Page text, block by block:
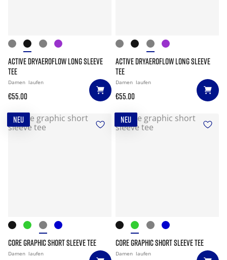
ACTIVE DRYAEROFLOW LONG SLEEVE
TEE
Damen laufen
€55.00
ACTIVE DRYAEROFLOW LONG SLEEVE
TEE
Damen laufen
€55.00
NEU
CORE GRAPHIC SHORT SLEEVE TEE
Damen laufen
NEU
CORE GRAPHIC SHORT SLEEVE TEE
Damen laufen